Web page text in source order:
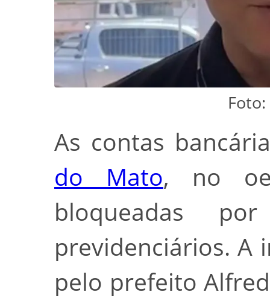
As contas
do Mato, no
bloqueadas
previdenciários. A
pelo prefeito